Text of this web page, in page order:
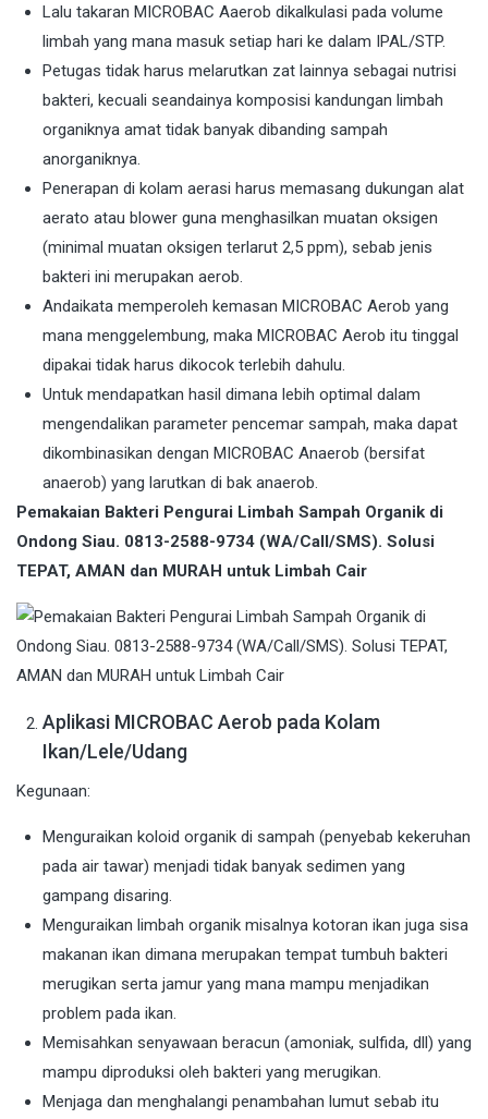
Lalu takaran MICROBAC Aaerob dikalkulasi pada volume
limbah yang mana masuk setiap hari ke dalam IPAL/STP.
Petugas tidak harus melarutkan zat lainnya sebagai nutrisi
bakteri, kecuali seandainya komposisi kandungan limbah
organiknya amat tidak banyak dibanding sampah
anorganiknya.
Penerapan di kolam aerasi harus memasang dukungan alat
aerato atau blower guna menghasilkan muatan oksigen
(minimal muatan oksigen terlarut 2,5 ppm), sebab jenis
bakteri ini merupakan aerob.
Andaikata memperoleh kemasan MICROBAC Aerob yang
mana menggelembung, maka MICROBAC Aerob itu tinggal
dipakai tidak harus dikocok terlebih dahulu.
Untuk mendapatkan hasil dimana lebih optimal dalam
mengendalikan parameter pencemar sampah, maka dapat
dikombinasikan dengan MICROBAC Anaerob (bersifat
anaerob) yang larutkan di bak anaerob.
Pemakaian Bakteri Pengurai Limbah Sampah Organik di
Ondong Siau. 0813-2588-9734 (WA/Call/SMS). Solusi
TEPAT, AMAN dan MURAH untuk Limbah Cair
Aplikasi MICROBAC Aerob pada Kolam
Ikan/Lele/Udang
Kegunaan:
Menguraikan koloid organik di sampah (penyebab kekeruhan
pada air tawar) menjadi tidak banyak sedimen yang
gampang disaring.
Menguraikan limbah organik misalnya kotoran ikan juga sisa
makanan ikan dimana merupakan tempat tumbuh bakteri
merugikan serta jamur yang mana mampu menjadikan
problem pada ikan.
Memisahkan senyawaan beracun (amoniak, sulfida, dll) yang
mampu diproduksi oleh bakteri yang merugikan.
Menjaga dan menghalangi penambahan lumut sebab itu